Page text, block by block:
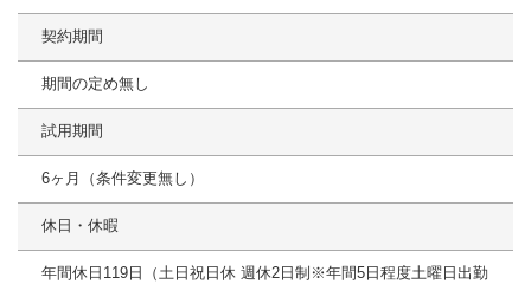
契約期間
期間の定め無し
試用期間
6ヶ月（条件変更無し）
休日・休暇
年間休日119日（土日祝日休 週休2日制※年間5日程度土曜日出勤